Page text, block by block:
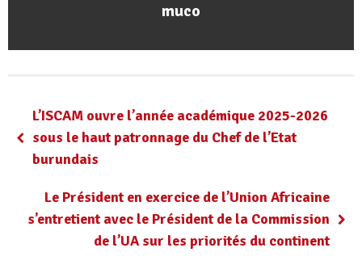
muco
L’ISCAM ouvre l’année académique 2025-2026
sous le haut patronnage du Chef de l’Etat
burundais
Le Président en exercice de l’Union Africaine
s’entretient avec le Président de la Commission
de l’UA sur les priorités du continent